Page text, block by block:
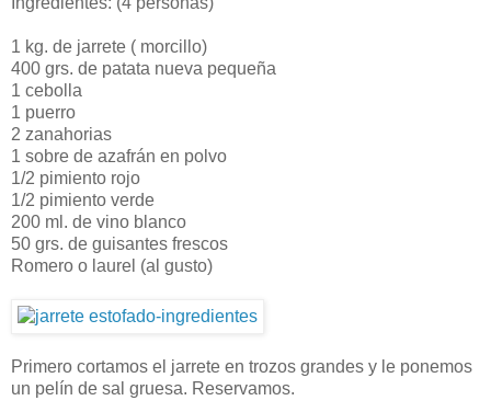
1 kg. de jarrete ( morcillo)
400 grs. de patata nueva pequeña
1 cebolla
1 puerro
2 zanahorias
1 sobre de azafrán en polvo
1/2 pimiento rojo
1/2 pimiento verde
200 ml. de vino blanco
50 grs. de guisantes frescos
Romero o laurel (al gusto)
Primero cortamos el jarrete en trozos grandes y le ponemos
un pelín de sal gruesa. Reservamos.